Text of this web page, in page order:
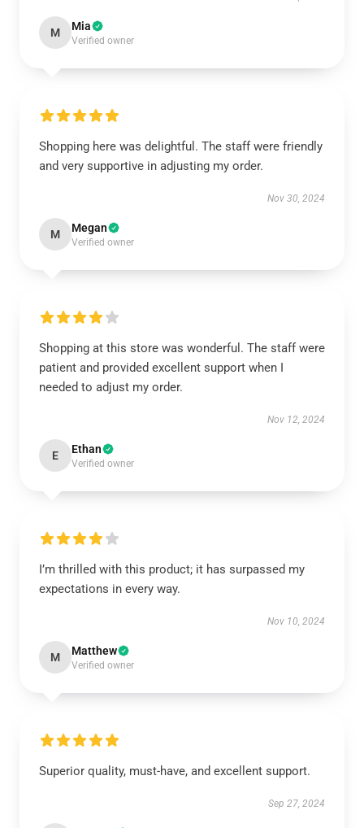
M Mia
Verified owner
Shopping here was delightful. The staff were friendly
and very supportive in adjusting my order.
Nov 30, 2024
M Megan
Verified owner
Shopping at this store was wonderful. The staff were
patient and provided excellent support when I
needed to adjust my order.
Nov 12, 2024
E Ethan
Verified owner
I’m thrilled with this product; it has surpassed my
expectations in every way.
Nov 10, 2024
M Matthew
Verified owner
Superior quality, must-have, and excellent support.
Sep 27, 2024